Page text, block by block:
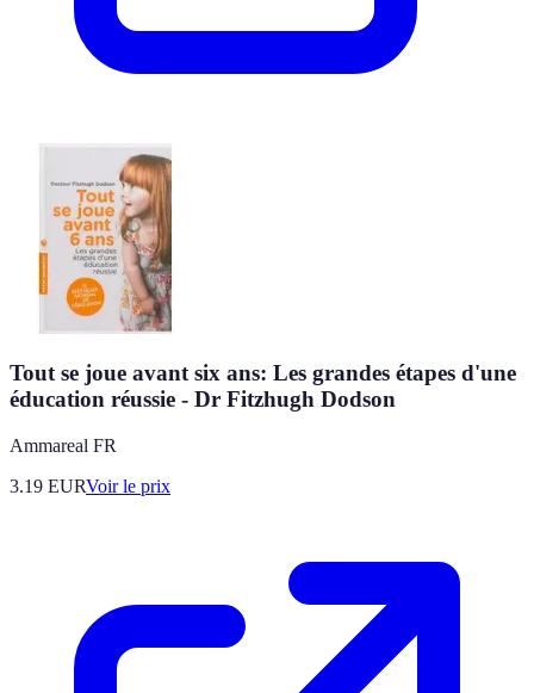
Tout se joue avant six ans: Les grandes étapes d'une
éducation réussie - Dr Fitzhugh Dodson
Ammareal FR
3.19 EURVoir le prix